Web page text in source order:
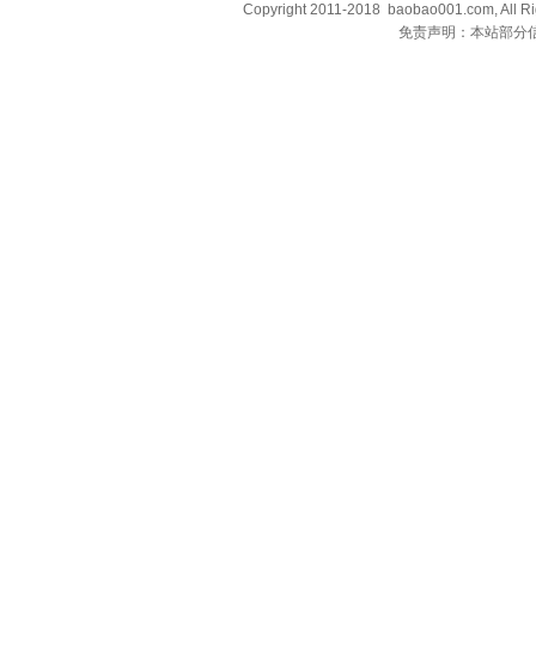
Copyright 2011-2018 baobao001.com, All
免责声明：本站部分